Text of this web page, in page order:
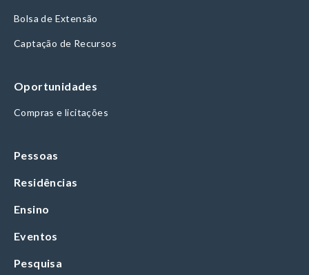
Bolsa de Extensão
Captação de Recursos
Oportunidades
Compras e licitações
Pessoas
Residências
Ensino
Eventos
Pesquisa